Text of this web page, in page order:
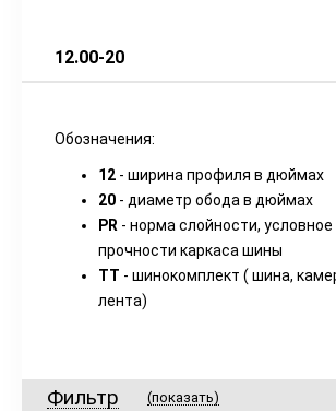
12.00-20
Обозначения:
12 - ширина профиля в дюймах
20 - диаметр обода в дюймах
PR - норма слойности,
прочности каркаса шины
TT - шинокомплект ( шина,
лента)
Фильтр (показать)